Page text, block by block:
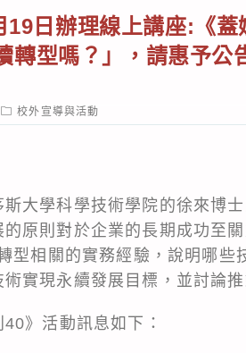
19日辦理線上講座:《
轉型嗎？」，請惠予
Post
category:
校外宣導與活動
大學科學技術學院的徐來博
原則對於企業的長期成功至
型相關的實務經驗，說明哪
實現永續發展目標，並討論
》活動訊息如下：